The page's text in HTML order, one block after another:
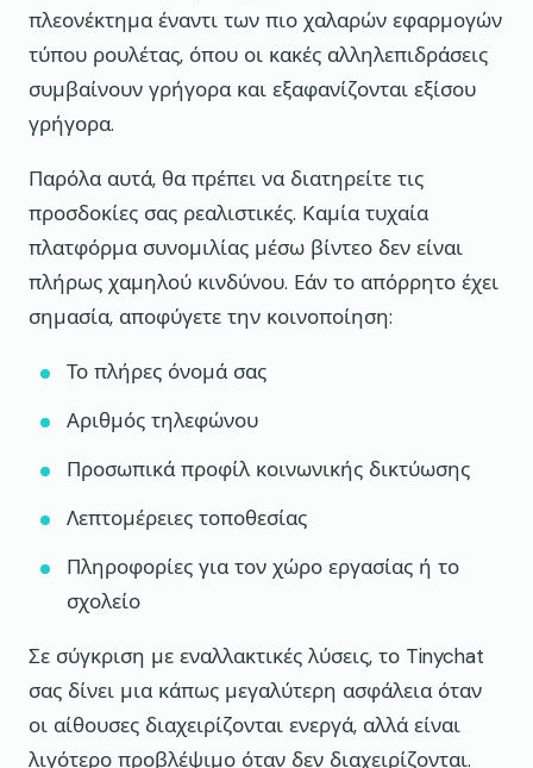
πλεονέκτημα έναντι των πιο χαλαρών εφαρμογών
τύπου ρουλέτας, όπου οι κακές αλληλεπιδράσεις
συμβαίνουν γρήγορα και εξαφανίζονται εξίσου
γρήγορα.
Παρόλα αυτά, θα πρέπει να διατηρείτε τις
προσδοκίες σας ρεαλιστικές. Καμία τυχαία
πλατφόρμα συνομιλίας μέσω βίντεο δεν είναι
πλήρως χαμηλού κινδύνου. Εάν το απόρρητο έχει
σημασία, αποφύγετε την κοινοποίηση:
Το πλήρες όνομά σας
Αριθμός τηλεφώνου
Προσωπικά προφίλ κοινωνικής δικτύωσης
Λεπτομέρειες τοποθεσίας
Πληροφορίες για τον χώρο εργασίας ή το
σχολείο
Σε σύγκριση με εναλλακτικές λύσεις, το Tinychat
σας δίνει μια κάπως μεγαλύτερη ασφάλεια όταν
οι αίθουσες διαχειρίζονται ενεργά, αλλά είναι
λιγότερο προβλέψιμο όταν δεν διαχειρίζονται.